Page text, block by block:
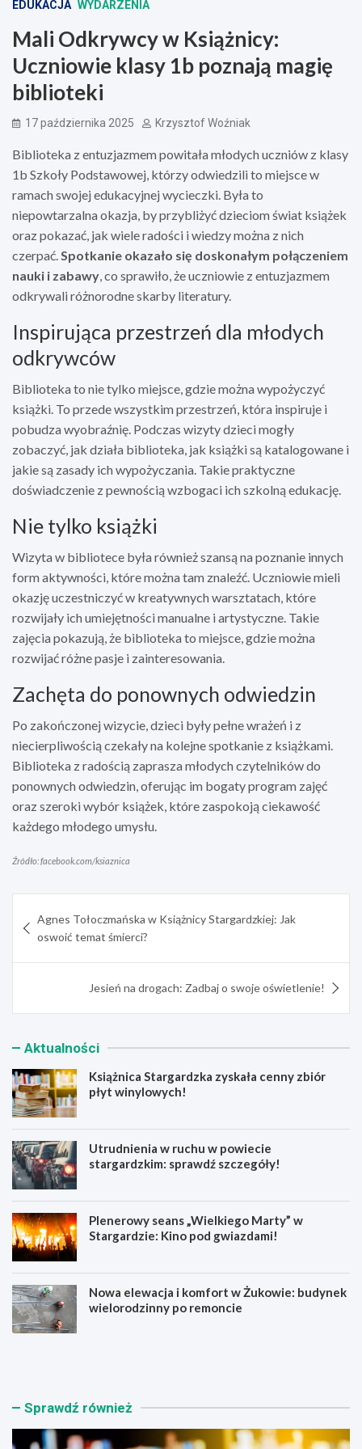
EDUKACJA WYDARZENIA
Mali Odkrywcy w Książnicy:
Uczniowie klasy 1b poznają magię
biblioteki
17 października 2025 Krzysztof Woźniak
Biblioteka z entuzjazmem powitała młodych uczniów z klasy
1b Szkoły Podstawowej, którzy odwiedzili to miejsce w
ramach swojej edukacyjnej wycieczki. Była to
niepowtarzalna okazja, by przybliżyć dzieciom świat książek
oraz pokazać, jak wiele radości i wiedzy można z nich
czerpać. Spotkanie okazało się doskonałym połączeniem
nauki i zabawy , co sprawiło, że uczniowie z entuzjazmem
odkrywali różnorodne skarby literatury.
Inspirująca przestrzeń dla młodych
odkrywców
Biblioteka to nie tylko miejsce, gdzie można wypożyczyć
książki. To przede wszystkim przestrzeń, która inspiruje i
pobudza wyobraźnię. Podczas wizyty dzieci mogły
zobaczyć, jak działa biblioteka, jak książki są katalogowane i
jakie są zasady ich wypożyczania. Takie praktyczne
doświadczenie z pewnością wzbogaci ich szkolną edukację.
Nie tylko książki
Wizyta w bibliotece była również szansą na poznanie innych
form aktywności, które można tam znaleźć. Uczniowie mieli
okazję uczestniczyć w kreatywnych warsztatach, które
rozwijały ich umiejętności manualne i artystyczne. Takie
zajęcia pokazują, że biblioteka to miejsce, gdzie można
rozwijać różne pasje i zainteresowania.
Zachęta do ponownych odwiedzin
Po zakończonej wizycie, dzieci były pełne wrażeń i z
niecierpliwością czekały na kolejne spotkanie z książkami.
Biblioteka z radością zaprasza młodych czytelników do
ponownych odwiedzin, oferując im bogaty program zajęć
oraz szeroki wybór książek, które zaspokoją ciekawość
każdego młodego umysłu.
Źródło: facebook.com/ksiaznica
wpisu
Agnes Tołoczmańska w Książnicy Stargardzkiej: Jak
oswoić temat śmierci?
Jesień na drogach: Zadbaj o swoje oświetlenie!
Aktualności
Książnica Stargardzka zyskała cenny zbiór
płyt winylowych!
Utrudnienia w ruchu w powiecie
stargardzkim: sprawdź szczegóły!
Plenerowy seans „Wielkiego Marty” w
Stargardzie: Kino pod gwiazdami!
Nowa elewacja i komfort w Żukowie: budynek
wielorodzinny po remoncie
K
n
U
n Sprawdź również